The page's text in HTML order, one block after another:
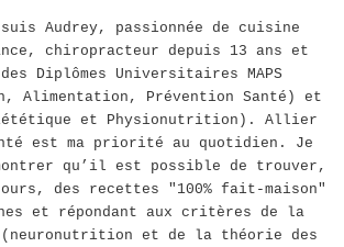
Audrey, passionnée de cuisine
chiropracteur depuis 13 ans et
Diplômes Universitaires MAPS
Alimentation, Prévention Santé) et
et Physionutrition). Allier
est ma priorité au quotidien. Je
qu’il est possible de trouver,
des recettes "100% fait-maison"
et répondant aux critères de la
(neuronutrition et de la théorie des